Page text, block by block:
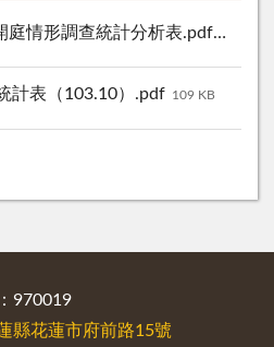
庭情形調查統計分析表.pdf 109 KB
計表（103.10）.pdf 109 KB
970019
縣花蓮市府前路15號